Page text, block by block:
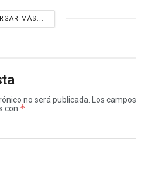
MÁS...
no será publicada.
Los campos
con *